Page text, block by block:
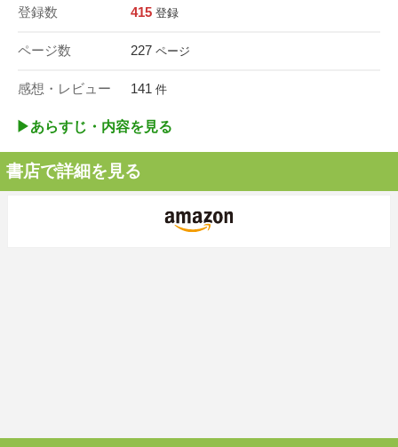
登録数 415 登録
ページ数 227 ページ
感想・レビュー 141 件
▶︎あらすじ・内容を見る
書店で詳細を見る